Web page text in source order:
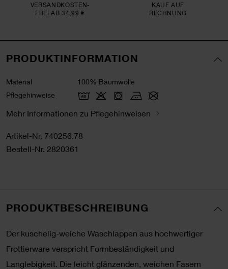
VERSAND­KOSTEN­
FREI AB 34,99 €
KAUF AUF
RECHNUNG
PRODUKTINFORMATION
Material
100% Baumwolle
Pflegehinweise
Mehr Informationen zu Pflegehinweisen
Artikel-Nr. 740256.78
Bestell-Nr. 2820361
PRODUKTBESCHREIBUNG
Der kuschelig-weiche Waschlappen aus hochwertiger
Frottierware verspricht Formbeständigkeit und
Langlebigkeit. Die leicht glänzenden, weichen Fasern